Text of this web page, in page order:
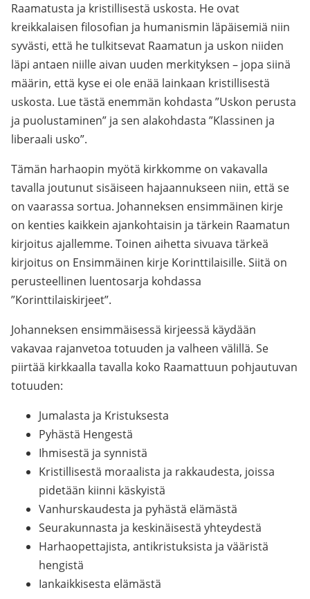
Raamatusta ja kristillisestä uskosta. He ovat
kreikkalaisen filosofian ja humanismin läpäisemiä niin
syvästi, että he tulkitsevat Raamatun ja uskon niiden
läpi antaen niille aivan uuden merkityksen – jopa siinä
määrin, että kyse ei ole enää lainkaan kristillisestä
uskosta. Lue tästä enemmän kohdasta ”Uskon perusta
ja puolustaminen” ja sen alakohdasta ”Klassinen ja
liberaali usko”.
Tämän harhaopin myötä kirkkomme on vakavalla
tavalla joutunut sisäiseen hajaannukseen niin, että se
on vaarassa sortua. Johanneksen ensimmäinen kirje
on kenties kaikkein ajankohtaisin ja tärkein Raamatun
kirjoitus ajallemme. Toinen aihetta sivuava tärkeä
kirjoitus on Ensimmäinen kirje Korinttilaisille. Siitä on
perusteellinen luentosarja kohdassa
”Korinttilaiskirjeet”.
Johanneksen ensimmäisessä kirjeessä käydään
vakavaa rajanvetoa totuuden ja valheen välillä. Se
piirtää kirkkaalla tavalla koko Raamattuun pohjautuvan
totuuden:
Jumalasta ja Kristuksesta
Pyhästä Hengestä
Ihmisestä ja synnistä
Kristillisestä moraalista ja rakkaudesta, joissa
pidetään kiinni käskyistä
Vanhurskaudesta ja pyhästä elämästä
Seurakunnasta ja keskinäisestä yhteydestä
Harhaopettajista, antikristuksista ja vääristä
hengistä
Iankaikkisesta elämästä